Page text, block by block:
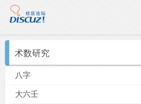
术数研究
八字
大六壬